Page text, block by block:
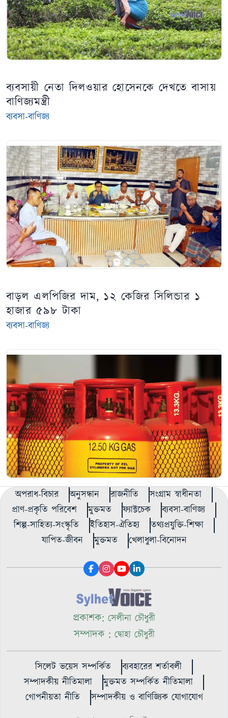
ব্যবসায়ী নেতা দিলওয়ার হোসেনকে দেখতে বাসায়
বাণিজ্যমন্ত্রী
ব্যবসা-বাণিজ্য
বাড়ল এলপিজির দাম, ১২ কেজির সিলিন্ডার ১
হাজার ৫৯৮ টাকা
ব্যবসা-বাণিজ্য
অপরাধ-বিচার অনুসন্ধান রাজনীতি
সংগ্রাম স্বাধীনতা
প্রাণ-প্রকৃতি পরিবেশ
মুক্তমত ফ্যাক্টচেক
ব্যবসা-বাণিজ্য
শিল্প-সাহিত্য-সংস্কৃতি
ইতিহাস-ঐতিহ্য
তথ্যপ্রযুক্তি-শিক্ষা
যাপিত-জীবন
মুক্তমত খেলাধুলা-বিনোদন
প্রকাশক: সেলীনা চৌধুরী
সম্পাদক : দ্বোহা চৌধুরী
সিলেট ভয়েস সম্পর্কিত
ব্যবহারের শর্তাবলী
সম্পাদকীয় নীতিমালা
মুক্তমত সম্পর্কিত নীতিমালা
গোপনীয়তা নীতি
সম্পাদকীয় ও বাণিজ্যিক যোগাযোগ